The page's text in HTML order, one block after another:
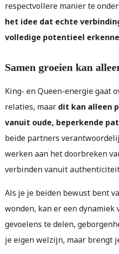
respectvollere manier te
het idee dat echte
volledige potentieel
Samen groeien kan
King- en Queen-energie gaat
relaties, maar dit kan alleen
vanuit oude, beperkende
beide partners
werken aan het doorbreken
verbinden vanuit
Als je je beiden bewust bent
wonden, kan er een
gevoelens te delen,
je eigen welzijn, maar brengt